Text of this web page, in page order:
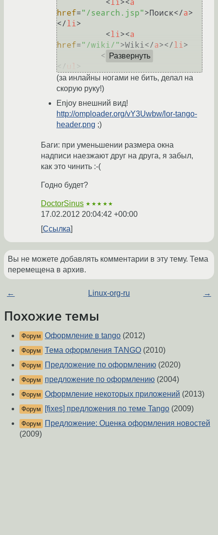
<li><a
href="/search.jsp">Поиск</a>
</li>
<li><a
href="/wiki/">Wiki</a></li>
</div>
</ ul >
Развернуть
(за инлайны ногами не бить, делал на
скорую руку!)
Enjoy внешний вид!
http://omploader.org/vY3Uwbw/lor-tango-
header.png ;)
Баги: при уменьшении размера окна
надписи наезжают друг на друга, я забыл,
как это чинить :-(
Годно будет?
DoctorSinus ★★★★★
17.02.2012 20:04:42 +00:00
Ссылка
Вы не можете добавлять комментарии в эту тему. Тема
перемещена в архив.
← Linux-org-ru →
Похожие темы
Форум Оформление в tango (2012)
Форум Тема оформления TANGO (2010)
Форум Предложение по оформлению (2020)
Форум предложение по оформлению (2004)
Форум Оформление некоторых приложений (2013)
Форум [fixes] предложения по теме Tango (2009)
Форум
Предложение: Оценка оформления новостей
(2009)